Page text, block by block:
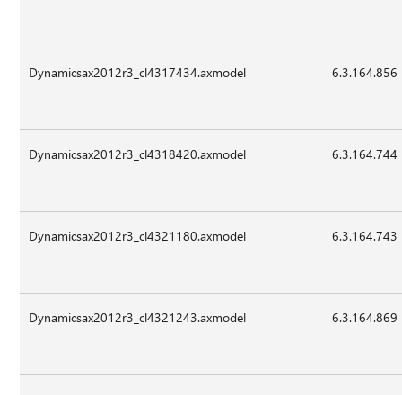
Dynamicsax2012r3_cl4317434.axmodel 6.3.164.856
Dynamicsax2012r3_cl4318420.axmodel 6.3.164.744
Dynamicsax2012r3_cl4321180.axmodel 6.3.164.743
Dynamicsax2012r3_cl4321243.axmodel 6.3.164.869